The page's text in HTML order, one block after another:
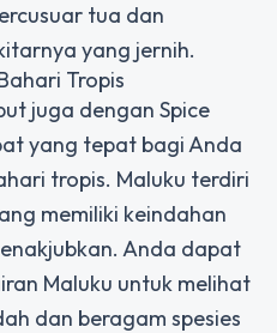
tua dan
yang jernih.
Tropis
juga dengan Spice
yang tepat bagi Anda
tropis. Maluku terdiri
memiliki keindahan
Anda dapat
Maluku untuk melihat
dan beragam spesies